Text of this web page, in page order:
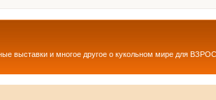
выставки и многое другое о кукольном мире для